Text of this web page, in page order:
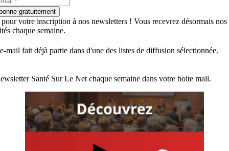
gratuitement
votre inscription à nos newsletters ! Vous recevrez désormais nos
chaque semaine.
mail fait déjà partie dans d'une des listes de diffusion sélectionnée.
Santé Sur Le Net chaque semaine dans votre boite mail.